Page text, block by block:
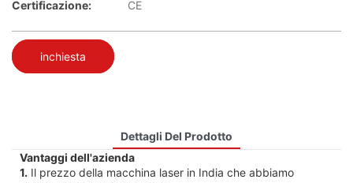
Certificazione:
CE
inchiesta
Dettagli Del Prodotto
Vantaggi dell'azienda
1. Il prezzo della macchina laser in India che abbiamo